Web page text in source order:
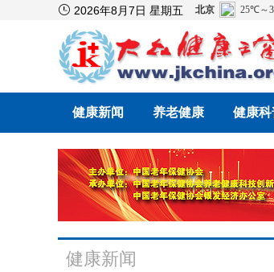
 2026年8月7日 星期五
健康新闻 养老健康 健康科
健康新闻